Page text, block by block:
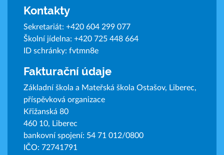
Kontakty
Sekretariát: +420 604 299 077
Školní jídelna: +420 725 448 664
ID schránky: fvtmn8e
Fakturační údaje
Základní škola a Mateřská škola Ostašov, Liberec,
příspěvková organizace
Křižanská 80
460 10, Liberec
bankovní spojení: 54 71 012/0800
IČO: 72741791